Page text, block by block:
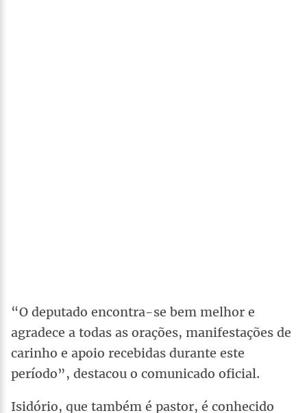
“O deputado encontra-se bem melhor e
agradece a todas as orações, manifestações de
carinho e apoio recebidas durante este
período”, destacou o comunicado oficial.
Isidório, que também é pastor, é conhecido